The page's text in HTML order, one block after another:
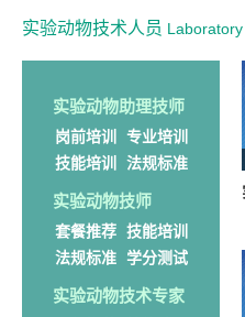
实验动物技术人员
实验动物助理技师
岗前培训
专业培训
技能培训
法规标准
实验动物技师
套餐推荐 技能培训
法规标准 学分测试
实验动物技术专家